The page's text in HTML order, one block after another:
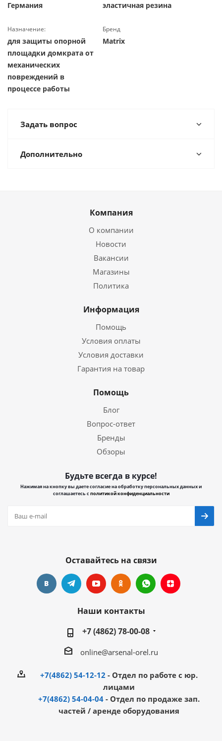
Германия эластичная резина
Назначение:
для защиты опорной
площадки домкрата от
механических
повреждений в
процессе работы
Бренд
Matrix
Задать вопрос
Дополнительно
Компания
О компании
Новости
Вакансии
Магазины
Политика
Информация
Помощь
Условия оплаты
Условия доставки
Гарантия на товар
Помощь
Блог
Вопрос-ответ
Бренды
Обзоры
Будьте всегда в курсе!
Нажимая на кнопку вы даете согласие на обработку персональных данных и
соглашаетесь сполитикой конфиденциальности
Оставайтесь на связи
Наши контакты
+7 (4862) 78-00-08
online@arsenal-orel.ru
+7(4862) 54-12-12 - Отдел по работе с юр.
лицами
+7(4862) 54-04-04 - Отдел по продаже зап.
частей / аренде оборудования